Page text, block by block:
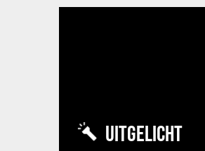
UITGELICHT